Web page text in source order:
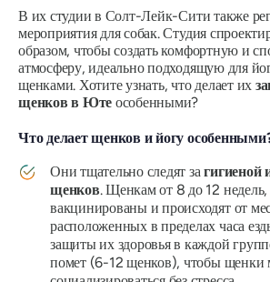
В их студии в Солт-Лейк-Сити также
мероприятия для собак. Студия
образом, чтобы создать комфортную и
атмосферу, идеально подходящую для
щенками. Хотите узнать, что делает их
щенков в Юте особенными?
Что делает щенков и йогу
Они тщательно следят загигиеной
щенков. Щенкам от 8 до 12
вакцинированы и происходят от
расположенных в пределах часа
защиты их здоровья в каждой
помет (6-12 щенков), чтобы щенки